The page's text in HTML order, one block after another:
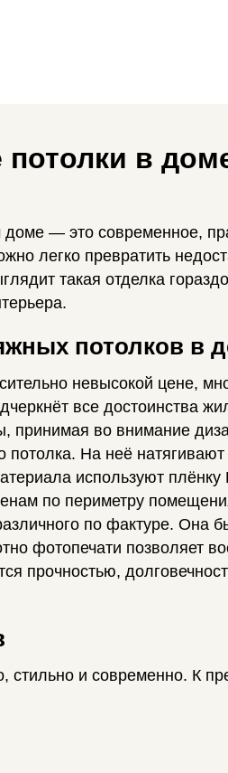
в
доме — это современное,
легко превратить
такая отделка
потолков в
невысокой цене,
все достоинства
во внимание
На неё
используют
по периметру
по фактуре. Она
фотопечати позволяет
прочностью,
и современно. К